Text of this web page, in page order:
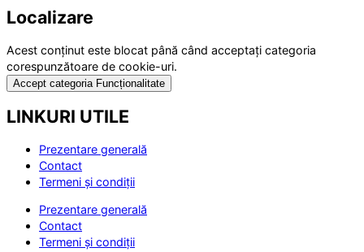
Localizare
Acest conținut este blocat până când acceptați categoria
corespunzătoare de cookie-uri.
Accept categoria Funcționalitate
LINKURI UTILE
Prezentare generală
Contact
Termeni și condiții
Prezentare generală
Contact
Termeni și condiții